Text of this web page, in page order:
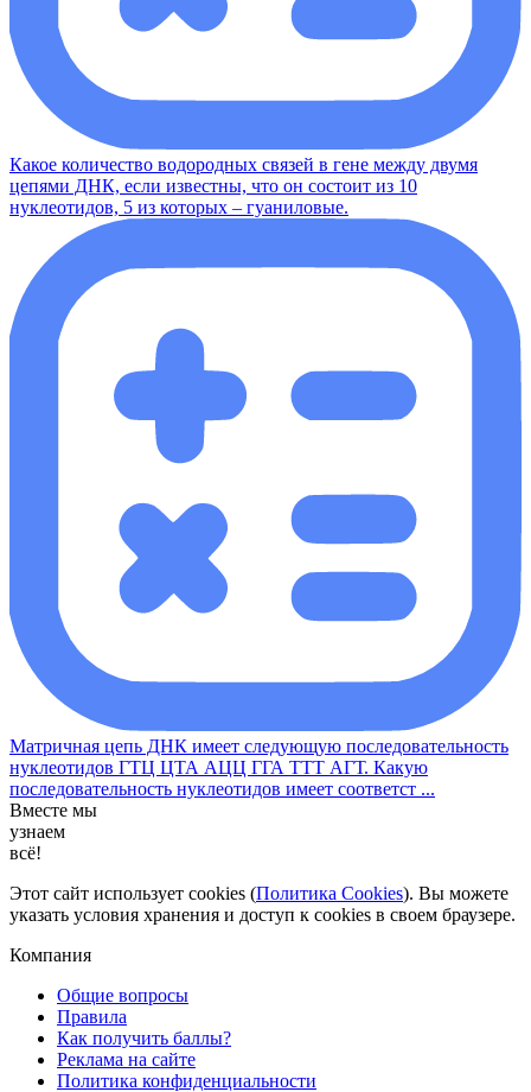
Какое количество водородных связей в гене между двумя
цепями ДНК, если известны, что он состоит из 10
нуклеотидов, 5 из которых – гуаниловые.
Матричная цепь ДНК имеет следующую последовательность
нуклеотидов ГТЦ ЦТА АЦЦ ГГА ТТТ АГТ. Какую
последовательность нуклеотидов имеет соответст ...
Вместе мы
узнаем
всё!
Этот сайт использует cookies (Политика Cookies). Вы можете
указать условия хранения и доступ к cookies в своем браузере.
Компания
Общие вопросы
Правила
Как получить баллы?
Реклама на сайте
Политика конфиденциальности